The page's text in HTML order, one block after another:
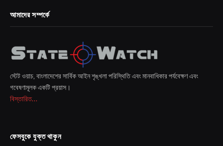
আমাদের সম্পর্কে
স্টেট ওয়াচ, বাংলাদেশের সার্বিক আইন শৃঙ্খলা পরিস্থিতি এবং মানবাধিকার পর্যবেক্ষণ এবং
গবেষণামূলক একটি প্রয়াস।
বিস্তারিত...
ফেসবুকে যুক্ত থাকুন